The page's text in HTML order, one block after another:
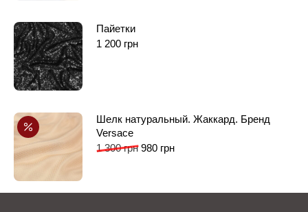
Пайетки
1 200 грн
Шелк натуральный. Жаккард. Бренд
Versace
1 300грн 980 грн